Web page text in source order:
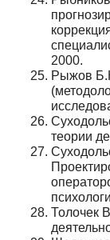
2000.
Рыжов
теории
Толочек